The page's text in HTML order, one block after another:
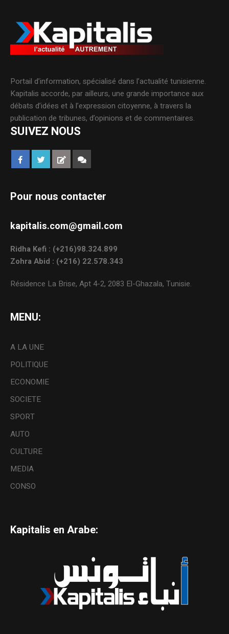
Portail d’information, spécialisé dans l’actualité tunisienne.
Kapitalis accorde, par ailleurs, une grande importance aux
débats d’idées et à l’expression citoyenne, à travers la
publication de tribunes, d’opinions et de commentaires.
SUIVEZ NOUS
Pour nous contacter
kapitalis.com@gmail.com
Ridha Kefi : (+216)98.324.899
Zohra Abid : (+216) 22.578.343
Résidence La Brise, Apt 4-2, 2083 El-Ghazala, Tunisie.
MENU:
A LA UNE
POLITIQUE
ECONOMIE
SOCIETE
SPORT
AUTO
CULTURE
MEDIA
CONSO
Kapitalis en Arabe: